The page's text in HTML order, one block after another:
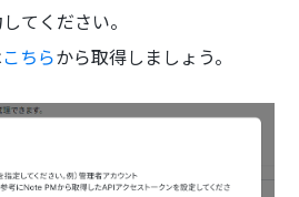
てください。
こちらから取得しましょう。